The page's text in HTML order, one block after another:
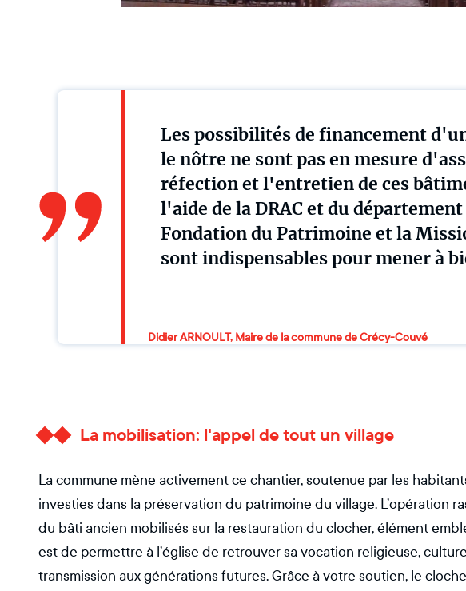
Les possibilités de financement
le nôtre ne sont pas en mesure
réfection et l'entretien de ces
l'aide de la DRAC et du
Fondation du Patrimoine et la
sont indispensables pour mener à
Didier ARNOULT, Maire de la commune de Crécy-Couvé
La mobilisation: l'appel de tout un village
La commune mène activement ce chantier, soutenue par les
investies dans la préservation du patrimoine du village. L’opération
du bâti ancien mobilisés sur la restauration du clocher, élément
est de permettre à l’église de retrouver sa vocation religieuse,
transmission aux générations futures. Grâce à votre soutien, le